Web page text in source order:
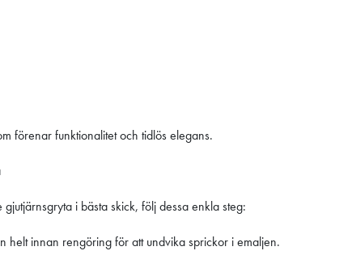
förenar funktionalitet och tidlös elegans.
i bästa skick, följ dessa enkla steg:
helt innan rengöring för att undvika sprickor i emaljen.